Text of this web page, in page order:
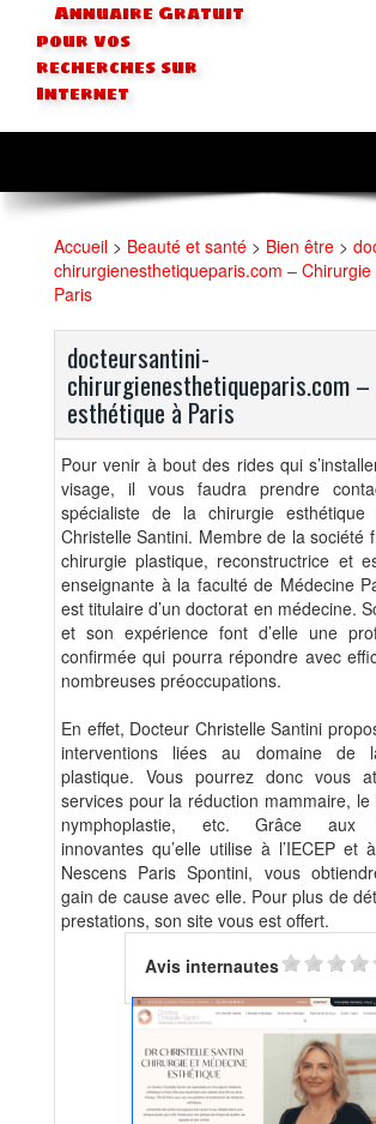
Annuaire Gratuit
pour vos
recherches sur
Internet
Accueil > Beauté et santé > Bien être >
chirurgienesthetiqueparis.com –
Paris
docteursantini-
chirurgienesthetiqueparis.com
esthétique à Paris
Pour venir à bout des rides qui
visage, il vous faudra prendre
spécialiste de la chirurgie esthétique
Christelle Santini. Membre de la société
chirurgie plastique, reconstructrice et
enseignante à la faculté de Médecine
est titulaire d’un doctorat en médecine.
et son expérience font d’elle une
confirmée qui pourra répondre avec
nombreuses préoccupations.
En effet, Docteur Christelle Santini
interventions liées au domaine de
plastique. Vous pourrez donc vous
services pour la réduction mammaire, le
nymphoplastie, etc. Grâce aux
innovantes qu’elle utilise à l’IECEP et
Nescens Paris Spontini, vous
gain de cause avec elle. Pour plus de
prestations, son site vous est offert.
Avis internautes